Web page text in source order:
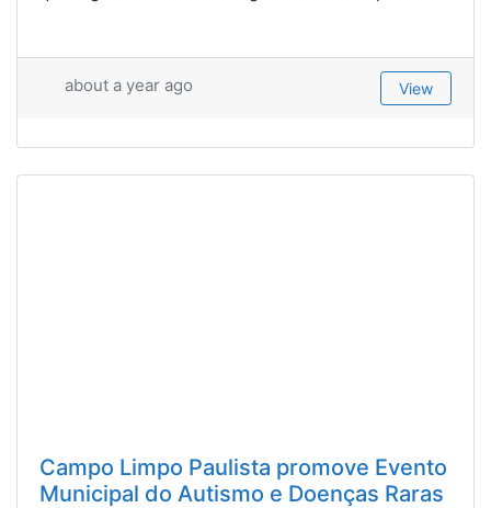
about a year ago View
Campo Limpo Paulista promove Evento
Municipal do Autismo e Doenças Raras